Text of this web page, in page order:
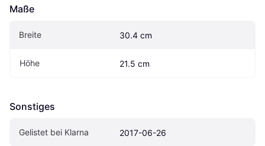
Maße
Breite 30.4 cm
Höhe 21.5 cm
Sonstiges
Gelistet bei Klarna 2017-06-26